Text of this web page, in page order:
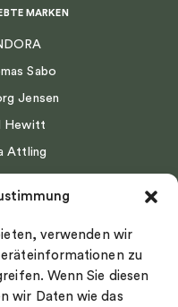
verwenden wir
zu
Wenn Sie diesen
wir Daten wie das
MARKEN
Sabo
Jensen
Hewitt
Attling
Sjölin
Spectra